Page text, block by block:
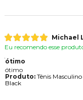
Michael
Eu recomendo esse
ótimo
ótimo
Produto:Tênis
Black